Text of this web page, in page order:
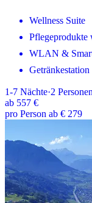
Wellness Suite
Pflegeprodukte
WLAN &
1-7 Nächte·2 Personen
ab 557 €
pro Person ab € 279